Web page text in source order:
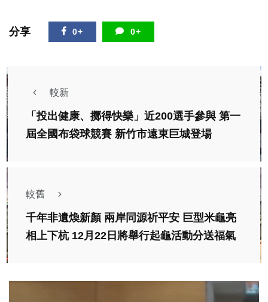
分享 0+ 0+
較新
「投出健康、擲得快樂」近200選手參與 第一
屆全國布袋球競賽 新竹市遠東巨城登場
較舊
千年非遺煥新顏 兩岸同源祈平安 巨型米龜亮
相上下杭 12月22日將舉行起龜活動分送福氣